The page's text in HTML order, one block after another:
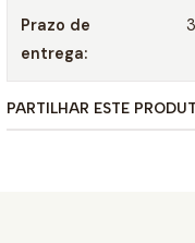
Prazo de
entrega:
PARTILHAR ESTE